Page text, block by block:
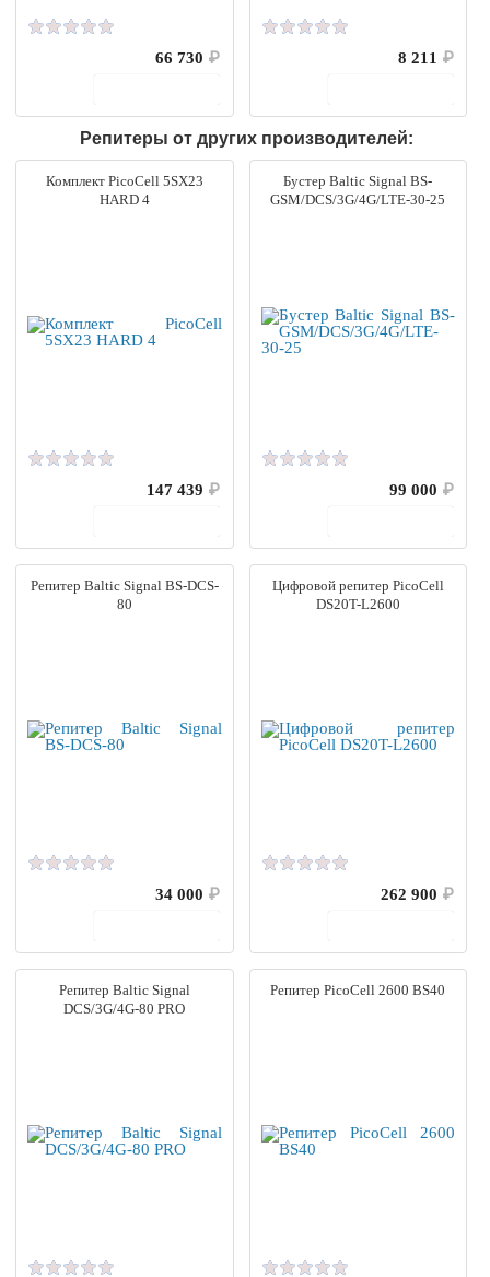
66 730 ₽
8 211 ₽
Репитеры от других производителей:
Комплект PicoCell 5SX23
HARD 4
147 439 ₽
Бустер Baltic Signal BS-
GSM/DCS/3G/4G/LTE-30-25
99 000 ₽
Репитер Baltic Signal BS-DCS-
80
34 000 ₽
Цифровой репитер PicoCell
DS20T-L2600
262 900 ₽
Репитер Baltic Signal
DCS/3G/4G-80 PRO
Репитер PicoCell 2600 BS40